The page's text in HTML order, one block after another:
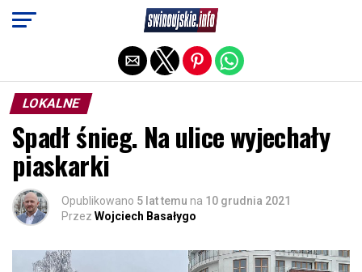
LOKALNE
Spadł śnieg. Na ulice wyjechały
piaskarki
Opublikowano 5 lat temu na 10 grudnia 2021
Przez Wojciech Basałygo
Exit mobile version